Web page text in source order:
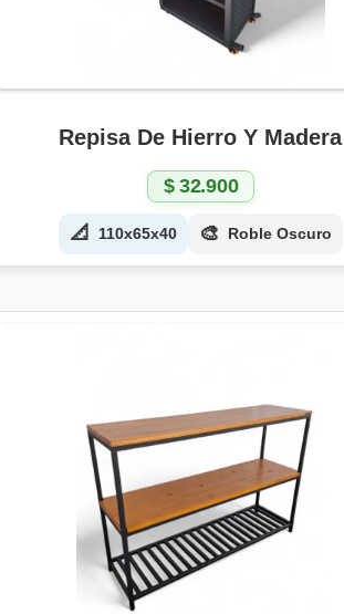
Repisa De Hierro Y Madera
📐 110x65x40 🎨 Roble Oscuro
$32.900